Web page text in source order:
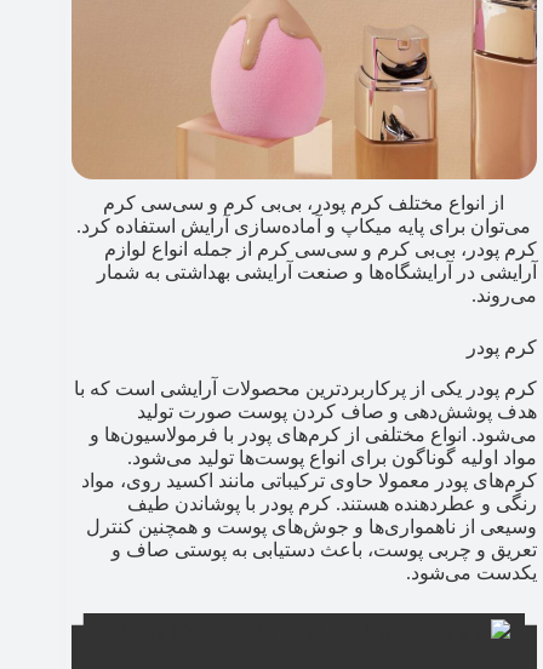
از انواع مختلف کرم پودر، بی‌بی کرم و سی‌سی کرم
می‌توان برای پایه میکاپ و آماده‌سازی آرایش استفاده کرد.
کرم پودر، بی‌بی کرم و سی‌سی کرم از جمله انواع لوازم
آرایشی در آرایشگاه‌ها و صنعت آرایشی بهداشتی به شمار
می‌روند.
کرم پودر
کرم پودر یکی از پرکاربردترین محصولات آرایشی است که با
هدف پوشش‌دهی و صاف کردن پوست صورت تولید
می‌شود. انواع مختلفی از کرم‌های پودر با فرمولاسیون‌ها و
مواد اولیه گوناگون برای انواع پوست‌ها تولید می‌شود.
کرم‌های پودر معمولا حاوی ترکیباتی مانند اکسید روی، مواد
رنگی و عطردهنده هستند. کرم پودر با پوشاندن طیف
وسیعی از ناهمواری‌ها و جوش‌های پوست و همچنین کنترل
تعریق و چربی پوست، باعث دستیابی به پوستی صاف و
یکدست می‌شود.